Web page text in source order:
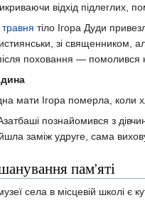
відхід підлеглих,
тіло Ігора Дуди
зі священником,
поховання — помолився
мати Ігора померла, коли
познайомився з
заміж удруге, сама
пам'яті
села в місцевій школі є